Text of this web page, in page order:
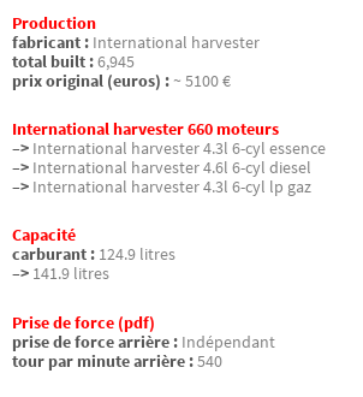
Production
fabricant : International harvester
total built :6,945
prix original (euros) : ~ 5100 €
International harvester 660 moteurs
–> International harvester 4.3l 6-cyl essence
–> International harvester 4.6l 6-cyl diesel
–> International harvester 4.3l 6-cyl lp gaz
Capacité
carburant : 124.9 litres
–> 141.9 litres
Prise de force (pdf)
prise de force arrière : Indépendant
tour par minute arrière :540